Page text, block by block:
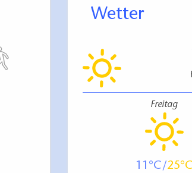
Wetter
Freitag
11 25